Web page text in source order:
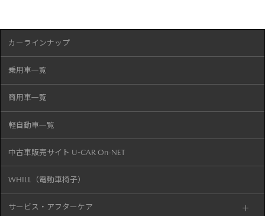
カーラインナップ
乗用車一覧
商用車一覧
軽自動車一覧
中古車販売サイト U-CAR On-NET
WHILL（電動車椅子）
サービス・アフターケア